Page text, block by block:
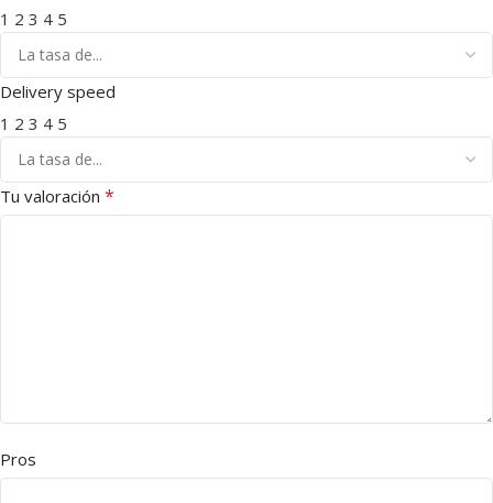
1 2 3 4 5
Delivery speed
1 2 3 4 5
Tu valoración *
Pros